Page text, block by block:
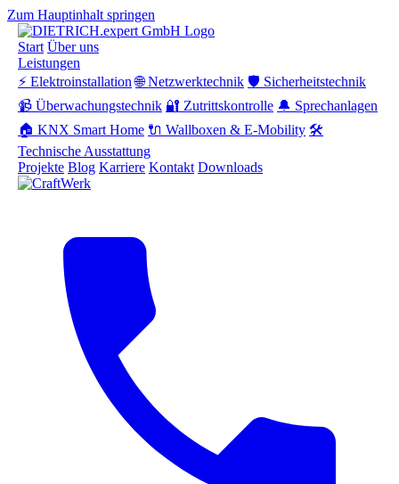
Zum Hauptinhalt springen
Start Über uns
Leistungen
⚡ Elektroinstallation 🌐 Netzwerktechnik 🛡️ Sicherheitstechnik
📹 Überwachungstechnik 🔐 Zutrittskontrolle 🔔 Sprechanlagen
🏠 KNX Smart Home 🔌 Wallboxen & E-Mobility 🛠️
Technische Ausstattung
Projekte Blog Karriere Kontakt Downloads